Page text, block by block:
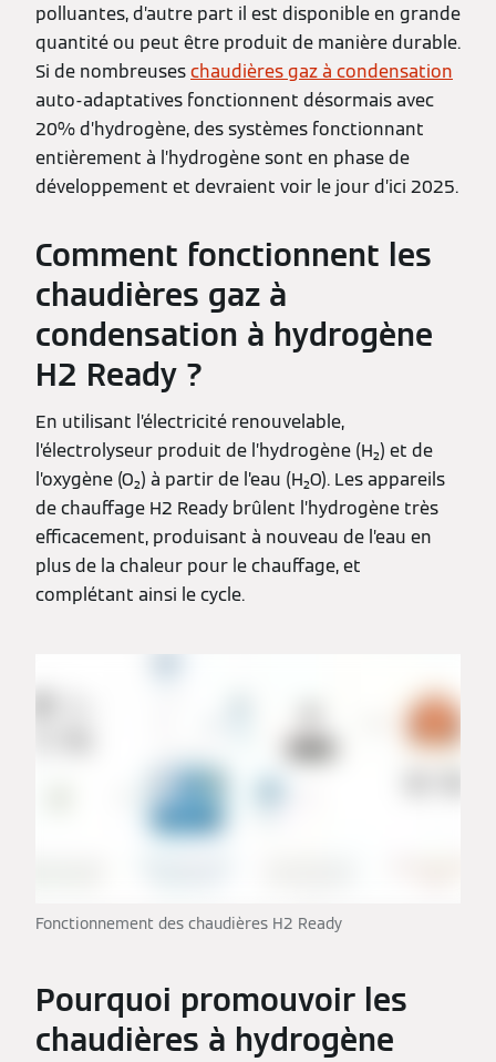
polluantes, d’autre part il est disponible en grande
quantité ou peut être produit de manière durable.
Si de nombreuseschaudières gaz à condensation
auto-adaptatives fonctionnent désormais avec
20% d’hydrogène, des systèmes fonctionnant
entièrement à l’hydrogène sont en phase de
développement et devraient voir le jour d’ici 2025.
Comment fonctionnent les
chaudières gaz à
condensation à hydrogène
H2 Ready ?
En utilisant l’électricité renouvelable,
l’électrolyseur produit de l’hydrogène (H₂) et de
l’oxygène (O₂) à partir de l’eau (H₂O). Les appareils
de chauffage H2 Ready brûlent l’hydrogène très
efficacement, produisant à nouveau de l’eau en
plus de la chaleur pour le chauffage, et
complétant ainsi le cycle.
Fonctionnement des chaudières H2 Ready
Pourquoi promouvoir les
chaudières à hydrogène